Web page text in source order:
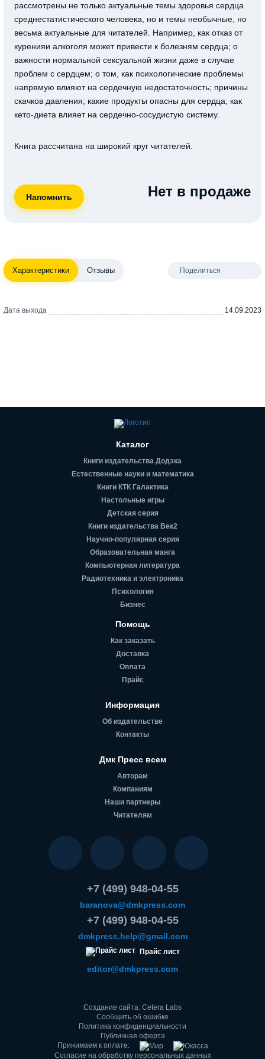
рассмотрены не только актуальные темы здоровья сердца
среднестатистического человека, но и темы необычные, но
весьма актуальные для читателей. Например, как отказ от
куренияи алкоголя может привести к болезням сердца; о
важности нормальной сексуальной жизни даже в случае
проблем с сердцем; о том,
как психологические проблемы
напрямую влияют на сердечную недостаточность; причины
скачков давления; какие продукты опасны для сердца; как
кето-диета влияет на сердечно-сосудистую систему.
Книга рассчитана на широкий круг читателей.
Нет в продаже
Характеристики Отзывы Поделиться
Дата выхода 14.09.2023
Каталог
Книги издательства Додэка
Естественные науки и математика
Книги КТК Галактика
Настольные игры
Детская серия
Книги издательства Век2
Научно-популярная серия
Образовательная манга
Компьютерная литература
Радиотехника и электроника
Психология
Бизнес
Помощь
Как заказать
Доставка
Оплата
Прайс
Информация
Об издательстве
Контакты
Дмк Пресс всем
Авторам
Компаниям
Наши партнеры
Читателям
+7 (499) 948-04-55
baranova@dmkpress.com
+7 (499) 948-04-55
dmkpress.help@gmail.com
Прайс лист
editor@dmkpress.com
Создание сайта: Cetera Labs
Сообщить об ошибке
Политика конфиденциальности
Публичная оферта
Принимаем к оплате:
Согласие на обработку персональных данных